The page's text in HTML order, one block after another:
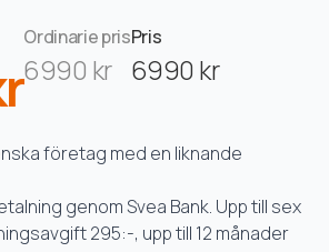
Ordinarie pris
6990 kr
Pris
6990 kr
företag med en liknande
genom Svea Bank. Upp till sex
295:-, upp till 12 månader